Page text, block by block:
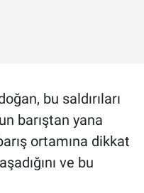
bu saldırıları
barıştan yana
ortamına dikkat
ve bu